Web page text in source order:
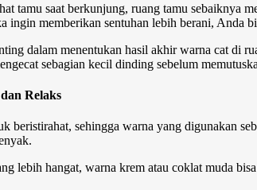
tamu saat berkunjung, ruang tamu sebaiknya
ingin memberikan sentuhan lebih berani, Anda
dalam menentukan hasil akhir warna cat
sebagian kecil dinding sebelum
Relaks
beristirahat, sehingga warna yang digunakan
lebih hangat, warna krem atau coklat muda